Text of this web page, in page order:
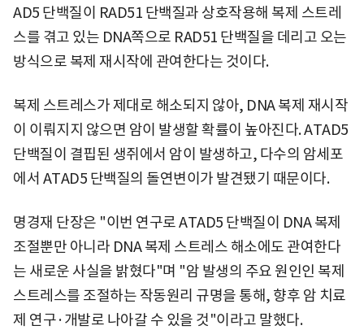
AD5 단백질이 RAD51 단백질과 상호작용해 복제 스트레
스를 겪고 있는 DNA쪽으로 RAD51 단백질을 데리고 오는
방식으로 복제 재시작에 관여한다는 것이다.
복제 스트레스가 제대로 해소되지 않아, DNA 복제 재시작
이 이뤄지지 않으면 암이 발생할 확률이 높아진다. ATAD5
단백질이 결핍된 생쥐에서 암이 발생하고, 다수의 암세포
에서 ATAD5 단백질의 돌연변이가 발견됐기 때문이다.
명경재 단장은 "이번 연구로 ATAD5 단백질이 DNA 복제
조절뿐만 아니라 DNA 복제 스트레스 해소에도 관여한다
는 새로운 사실을 밝혔다"며 "암 발생의 주요 원인인 복제
스트레스를 조절하는 작동원리 규명을 통해, 향후 암 치료
제 연구·개발로 나아갈 수 있을 것"이라고 말했다.